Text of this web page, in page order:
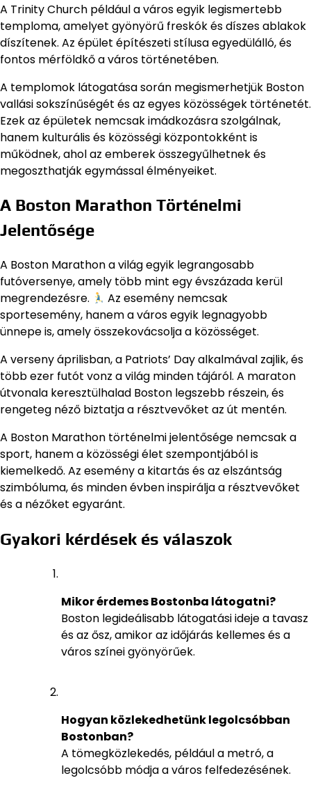
A Trinity Church például a város egyik legismertebb
temploma, amelyet gyönyörű freskók és díszes ablakok
díszítenek. Az épület építészeti stílusa egyedülálló, és
fontos mérföldkő a város történetében.
A templomok látogatása során megismerhetjük Boston
vallási sokszínűségét és az egyes közösségek történetét.
Ezek az épületek nemcsak imádkozásra szolgálnak,
hanem kulturális és közösségi központokként is
működnek, ahol az emberek összegyűlhetnek és
megoszthatják egymással élményeiket.
A Boston Marathon Történelmi
Jelentősége
A Boston Marathon a világ egyik legrangosabb
futóversenye, amely több mint egy évszázada kerül
megrendezésre.
Az esemény nemcsak
sportesemény, hanem a város egyik legnagyobb
ünnepe is, amely összekovácsolja a közösséget.
A verseny áprilisban, a Patriots’ Day alkalmával zajlik, és
több ezer futót vonz a világ minden tájáról. A maraton
útvonala keresztülhalad Boston legszebb részein, és
rengeteg néző biztatja a résztvevőket az út mentén.
A Boston Marathon történelmi jelentősége nemcsak a
sport, hanem a közösségi élet szempontjából is
kiemelkedő. Az esemény a kitartás és az elszántság
szimbóluma, és minden évben inspirálja a résztvevőket
és a nézőket egyaránt.
Gyakori kérdések és válaszok
Mikor érdemes Bostonba látogatni?
Boston legideálisabb látogatási ideje a tavasz
és az ősz, amikor az időjárás kellemes és a
város színei gyönyörűek.
Hogyan közlekedhetünk legolcsóbban
Bostonban?
A tömegközlekedés, például a metró, a
legolcsóbb módja a város felfedezésének.